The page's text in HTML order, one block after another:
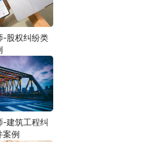
-股权纠纷类
-建筑工程纠
案例